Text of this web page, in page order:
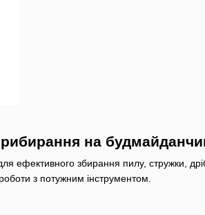
на
ефективного збирання пилу, стружки,
з потужним інструментом.